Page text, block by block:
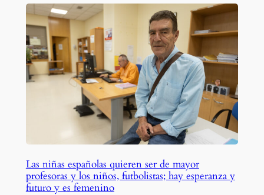
Las niñas españolas quieren ser de mayor
profesoras y los niños, futbolistas; hay esperanza y
futuro y es femenino